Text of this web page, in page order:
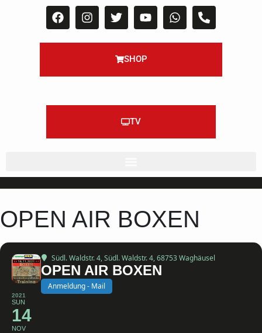
SHOP
TV
OPEN AIR BOXEN
2021
SUN
14
NOV
Südl. Waldstr. 4, Südl. Waldstr. 4, 68753 Waghäusel
OPEN AIR BOXEN
Anmeldung - Mail